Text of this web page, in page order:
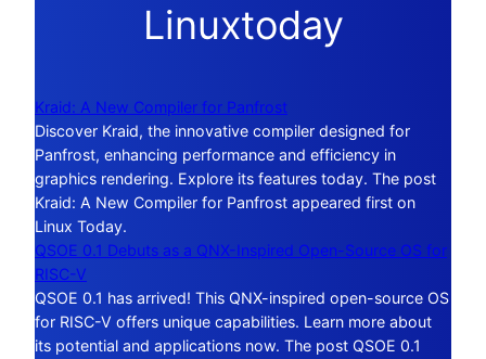
Linuxtoday
Kraid: A New Compiler for Panfrost
Discover Kraid, the innovative compiler designed for
Panfrost, enhancing performance and efficiency in
graphics rendering. Explore its features today. The post
Kraid: A New Compiler for Panfrost appeared first on
Linux Today.
QSOE 0.1 Debuts as a QNX-Inspired Open-Source OS for
RISC-V
QSOE 0.1 has arrived! This QNX-inspired open-source OS
for RISC-V offers unique capabilities. Learn more about
its potential and applications now. The post QSOE 0.1